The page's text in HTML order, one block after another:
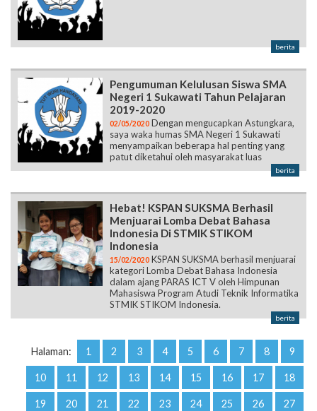
berita
Pengumuman Kelulusan Siswa SMA
Negeri 1 Sukawati Tahun Pelajaran
2019-2020
02/05/2020 Dengan mengucapkan Astungkara,
saya waka humas SMA Negeri 1 Sukawati
menyampaikan beberapa hal penting yang
patut diketahui oleh masyarakat luas
berita
Hebat! KSPAN SUKSMA Berhasil
Menjuarai Lomba Debat Bahasa
Indonesia Di STMIK STIKOM
Indonesia
15/02/2020 KSPAN SUKSMA berhasil menjuarai
kategori Lomba Debat Bahasa Indonesia
dalam ajang PARAS ICT V oleh Himpunan
Mahasiswa Program Atudi Teknik Informatika
STMIK STIKOM Indonesia.
berita
Halaman: 1 2 3 4 5 6 7 8 9
10 11 12 13 14 15 16 17 18
19 20 21 22 23 24 25 26 27